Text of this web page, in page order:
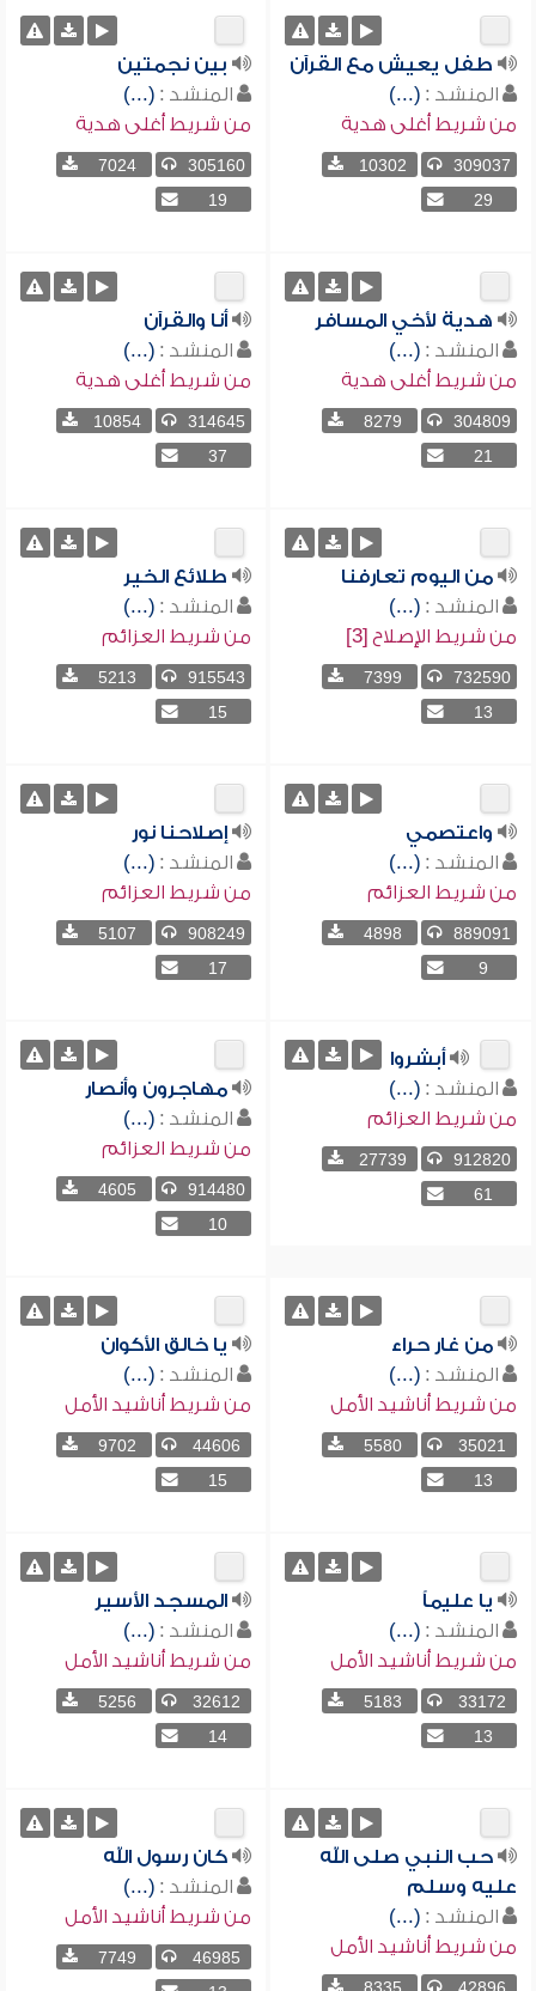
طفل يعيش مع القرآن
المنشد : (...)
من شريط أغلى هدية
309037
10302
29
بين نجمتين
المنشد : (...)
من شريط أغلى هدية
305160
7024
19
هدية لأخي المسافر
المنشد : (...)
من شريط أغلى هدية
304809
8279
21
أنا والقرآن
المنشد : (...)
من شريط أغلى هدية
314645
10854
37
من اليوم تعارفنا
المنشد : (...)
من شريط الإصلاح [3]
732590
7399
13
طلائع الخير
المنشد : (...)
من شريط العزائم
915543
5213
15
واعتصمي
المنشد : (...)
من شريط العزائم
889091
4898
9
إصلاحنا نور
المنشد : (...)
من شريط العزائم
908249
5107
17
أبشروا
المنشد : (...)
من شريط العزائم
912820
27739
61
مهاجرون وأنصار
المنشد : (...)
من شريط العزائم
914480
4605
10
من غار حراء
المنشد : (...)
من شريط أناشيد الأمل
35021
5580
13
يا خالق الأكوان
المنشد : (...)
من شريط أناشيد الأمل
44606
9702
15
يا عليماً
المنشد : (...)
من شريط أناشيد الأمل
33172
5183
13
المسجد الأسير
المنشد : (...)
من شريط أناشيد الأمل
32612
5256
14
حب النبي صلى الله
عليه وسلم
المنشد : (...)
من شريط أناشيد الأمل
كان رسول الله
المنشد : (...)
من شريط أناشيد الأمل
46985
7749